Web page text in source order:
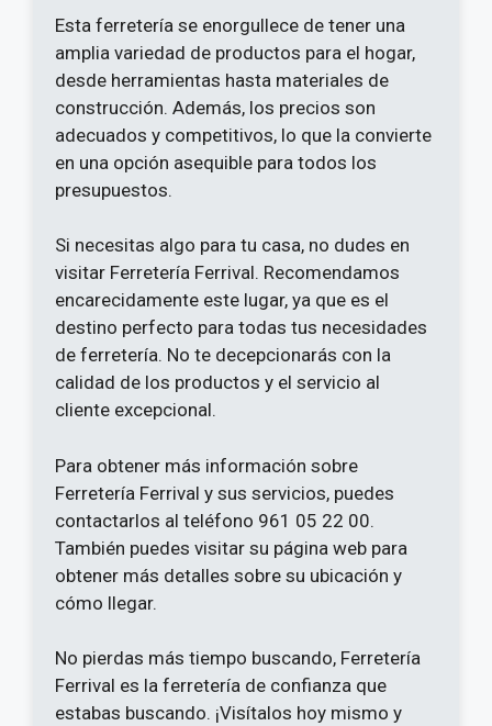
Esta ferretería se enorgullece de tener una
amplia variedad de productos para el hogar,
desde herramientas hasta materiales de
construcción. Además, los precios son
adecuados y competitivos, lo que la convierte
en una opción asequible para todos los
presupuestos.
Si necesitas algo para tu casa, no dudes en
visitar Ferretería Ferrival. Recomendamos
encarecidamente este lugar, ya que es el
destino perfecto para todas tus necesidades
de ferretería. No te decepcionarás con la
calidad de los productos y el servicio al
cliente excepcional.
Para obtener más información sobre
Ferretería Ferrival y sus servicios, puedes
contactarlos al teléfono 961 05 22 00.
También puedes visitar su página web para
obtener más detalles sobre su ubicación y
cómo llegar.
No pierdas más tiempo buscando, Ferretería
Ferrival es la ferretería de confianza que
estabas buscando. ¡Visítalos hoy mismo y